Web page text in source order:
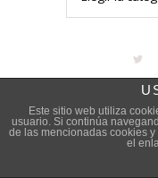
Este sitio web utiliza
usuario. Si continúa
de las mencionadas cookies
el